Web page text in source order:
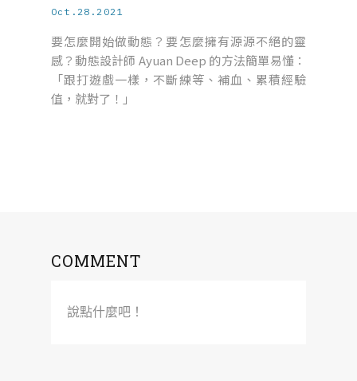
Oct.28.2021
要怎麼開始做動態？要怎麼擁有源源不絕的靈
感？動態設計師 Ayuan Deep 的方法簡單易懂：
「跟打遊戲一樣，不斷練等、補血、累積經驗
值，就對了！」
COMMENT
說點什麼吧！